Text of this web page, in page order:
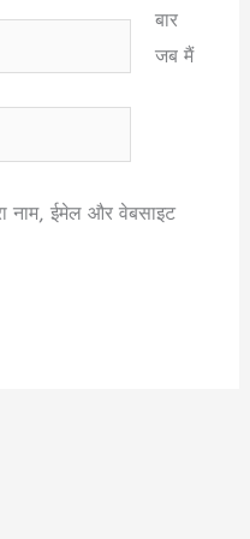
बार
जब मैं
नाम, ईमेल और वेबसाइट